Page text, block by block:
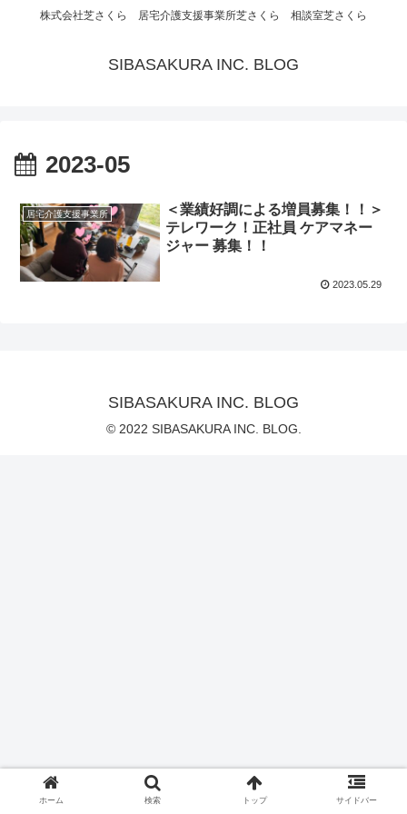
株式会社芝さくら 居宅介護支援事業所芝さくら 相談室芝さくら
SIBASAKURA INC. BLOG
2023-05
居宅介護支援事業所
＜業績好調による増員募集！！＞
テレワーク！正社員 ケアマネー
ジャー 募集！！
2023.05.29
SIBASAKURA INC. BLOG
© 2022 SIBASAKURA INC. BLOG.
ホーム 検索 トップ サイドバー